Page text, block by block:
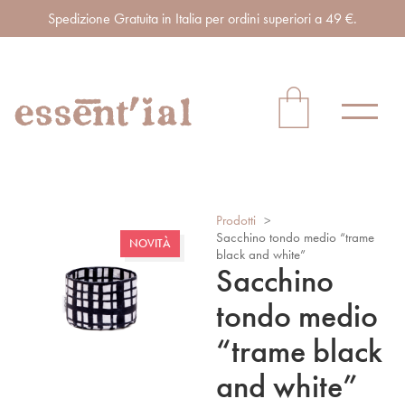
Spedizione Gratuita in Italia per ordini superiori a 49 €.
NOVITÀ
Prodotti >
Sacchino tondo medio “trame
black and white”
Sacchino
tondo medio
“trame black
and white”